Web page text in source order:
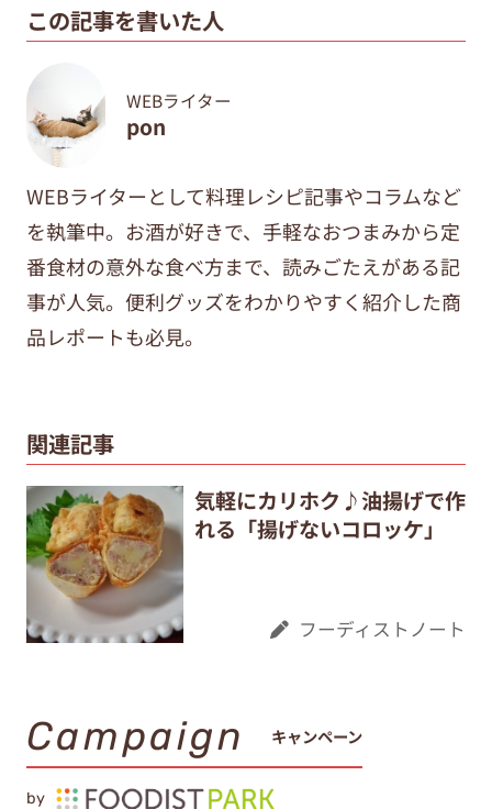
この記事を書いた人
WEBライター
pon
WEBライターとして料理レシピ記事やコラムなど
を執筆中。 お酒が好きで、手軽なおつまみから定
番食材の意外な食べ方まで、 読みごたえがある記
事が人気。便利グッズをわかりやすく紹介した商
品レポートも必見。
関連記事
気軽にカリホク♪油揚げで作
れる「揚げないコロッケ」
フーディストノート
Campaign キャンペーン
by